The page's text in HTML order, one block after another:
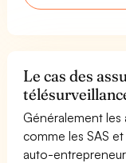
Le cas des
Généralement les
comme les SAS
auto-